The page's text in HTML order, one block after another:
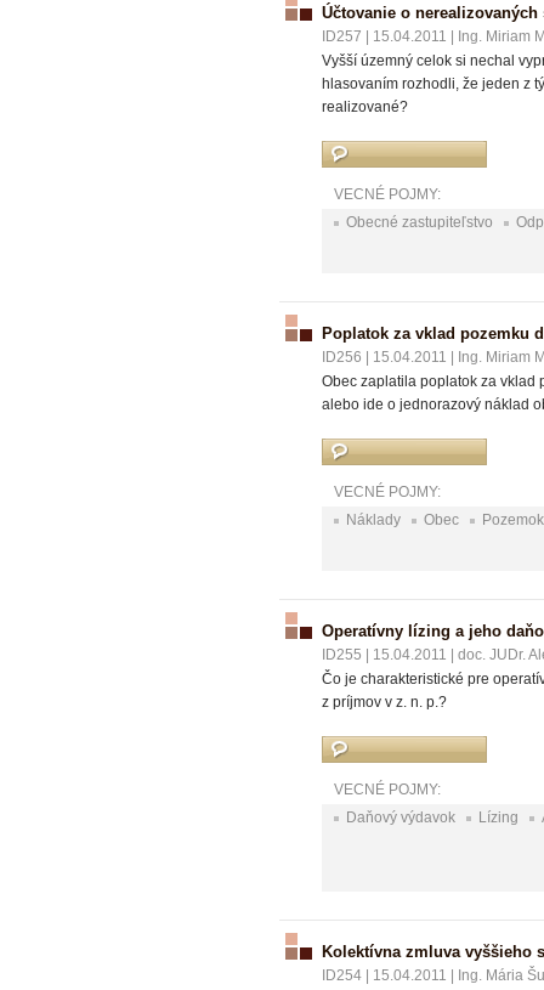
Účtovanie o nerealizovaných
ID257 15.04.2011
Ing. Miriam
Vyšší územný celok si nechal
hlasovaním rozhodli, že jeden z
realizované?
VECNÉ POJMY:
Obecné zastupiteľstvo
Poplatok za vklad pozemku
ID256 15.04.2011
Ing. Miriam
Obec zaplatila poplatok za vklad
alebo ide o jednorazový náklad
VECNÉ POJMY:
Náklady
Obec Pozemok
Operatívny lízing a jeho
ID255 15.04.2011
doc. JUDr.
Čo je charakteristické pre
z príjmov v z. n. p.?
VECNÉ POJMY:
Daňový výdavok
Lízing
Kolektívna zmluva vyššieho
ID254 15.04.2011
Ing. Mária